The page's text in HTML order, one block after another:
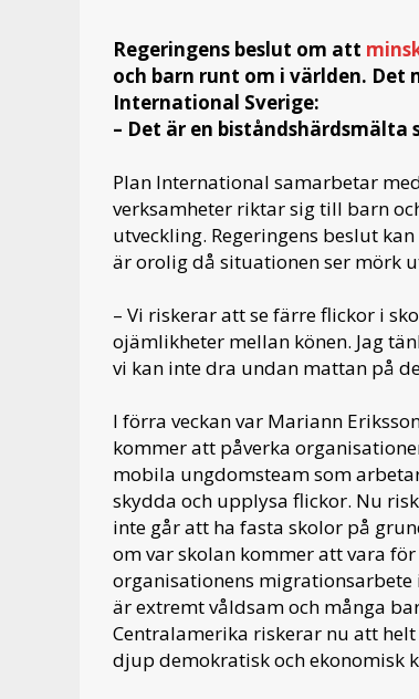
Regeringens beslut om att
och barn runt om i världen. Det
International Sverige:
– Det är en biståndshärdsmälta
Plan International samarbetar
verksamheter riktar sig till barn
utveckling. Regeringens beslut
är orolig då situationen ser mörk
– Vi riskerar att se färre flickor i
ojämlikheter mellan könen. Jag
vi kan inte dra undan mattan på
I förra veckan var Mariann
kommer att påverka
mobila ungdomsteam som
skydda och upplysa flickor. Nu
inte går att ha fasta skolor på
om var skolan kommer att vara
organisationens
är extremt våldsam och många
Centralamerika riskerar nu att
djup demokratisk och ekonomisk